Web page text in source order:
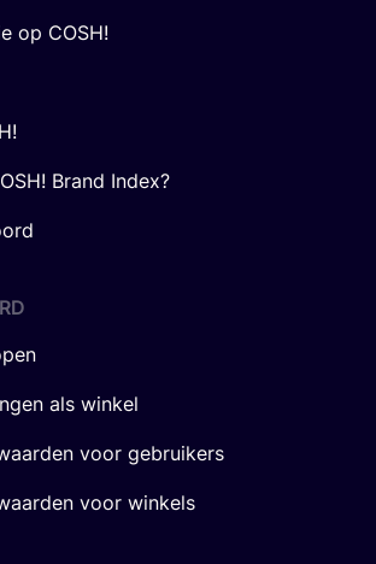
op COSH!
Brand Index?
als winkel
voor gebruikers
voor winkels